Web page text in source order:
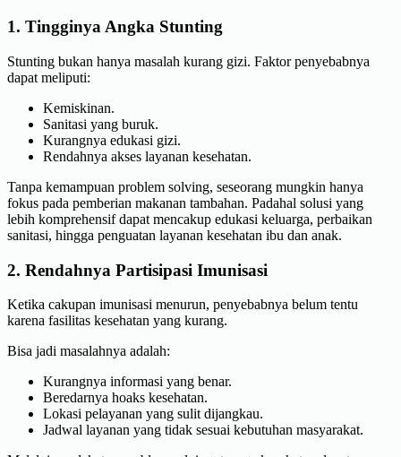
1. Tingginya Angka Stunting
Stunting bukan hanya masalah kurang gizi. Faktor penyebabnya
dapat meliputi:
Kemiskinan.
Sanitasi yang buruk.
Kurangnya edukasi gizi.
Rendahnya akses layanan kesehatan.
Tanpa kemampuan problem solving, seseorang mungkin hanya
fokus pada pemberian makanan tambahan. Padahal solusi yang
lebih komprehensif dapat mencakup edukasi keluarga, perbaikan
sanitasi, hingga penguatan layanan kesehatan ibu dan anak.
2. Rendahnya Partisipasi Imunisasi
Ketika cakupan imunisasi menurun, penyebabnya belum tentu
karena fasilitas kesehatan yang kurang.
Bisa jadi masalahnya adalah:
Kurangnya informasi yang benar.
Beredarnya hoaks kesehatan.
Lokasi pelayanan yang sulit dijangkau.
Jadwal layanan yang tidak sesuai kebutuhan masyarakat.